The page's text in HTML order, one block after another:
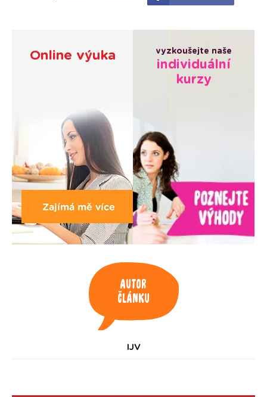
Online výuka vyzkoušejte naše
individuální
kurzy
Autor
článku
IJV